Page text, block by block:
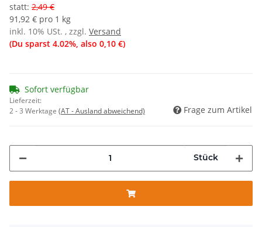
statt: 2,49 €
91,92 € pro 1 kg
inkl. 10% USt. , zzgl. Versand
(Du sparst 4.02%, also 0,10 €)
Sofort verfügbar
Lieferzeit:
2 - 3 Werktage (AT - Ausland abweichend) Frage zum Artikel
Stück